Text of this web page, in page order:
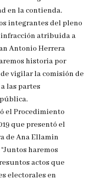
en la contienda.
integrantes del pleno
atribuida a
Antonio Herrera
historia por
vigilar la comisión de
las partes
el Procedimiento
que presentó el
de Ana Ellamin
haremos
actos que
electorales en